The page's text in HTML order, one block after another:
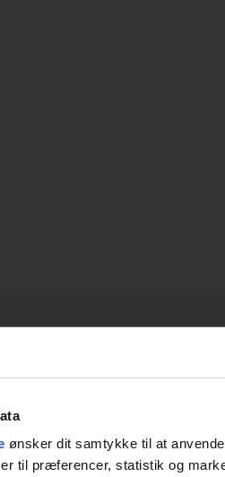
ønsker dit samtykke til at
til præferencer, statistik og